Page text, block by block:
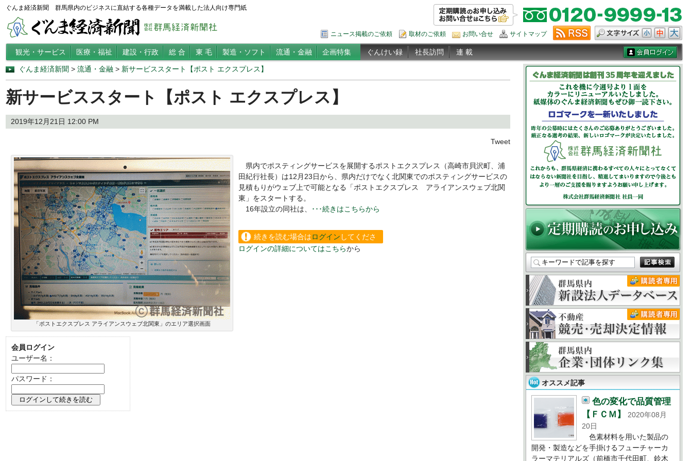
ぐんま経済新聞 群馬県内のビジネスに直結する各種データを満載した法人向け専門紙
ニュース掲載のご依頼 取材のご依頼 お問い合せ サイトマップ
観光・サービス 医療・福祉 建設・行政 総 合 東 毛 製造・ソフト 流通・金融 企画特集 ぐんけい録 社長訪問 連 載
ぐんま経済新聞 > 流通・金融 > 新サービススタート【ポスト エクスプレス】
新サービススタート【ポスト エクスプレス】
2019年12月21日 12:00 PM
Tweet
「ポストエクスプレス アライアンスウェブ北関東」のエリア選択画面
県内でポスティングサービスを展開するポストエクスプレス（高崎市貝沢町、浦
田紀行社長）は12月23日から、県内だけでなく北関東でのポスティングサービスの
見積もりがウェブ上で可能となる「ポストエクスプレス アライアンスウェブ北関
東」をスタートする。
16年設立の同社は、
･･･続きはこちらから
続きを読む場合はログイン してくださ
い。
ログインの詳細についてはこちらから
会員ログイン
ユーザー名：
パスワード： オススメ記事
色の変化で品質管理
【ＦＣＭ】
2020年08月
20日
色素材料を用いた製品の
開発・製造などを手掛けるフューチャーカ
ラーマテリアルズ（前橋市千代田町、鈴木